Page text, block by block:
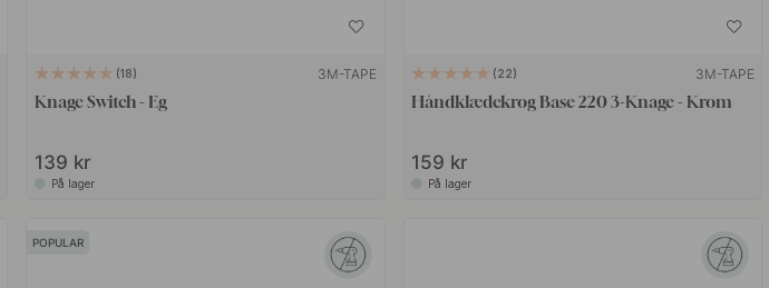
18 3M-TAPE
Knage Switch - Eg
139 kr
På lager
22 3M-TAPE
Håndklædekrog Base 220 3-Knage - Krom
159 kr
På lager
POPULAR